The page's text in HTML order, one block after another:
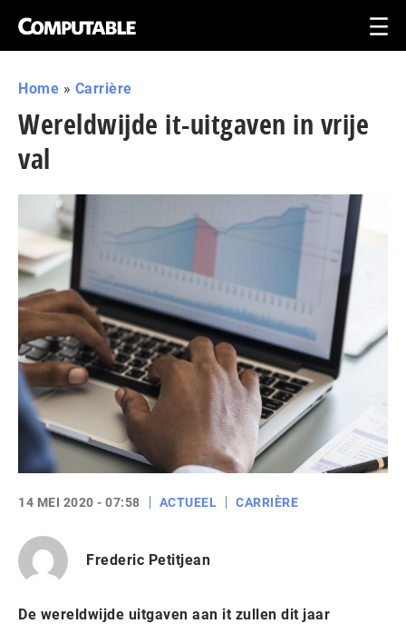
Home » Carrière
Wereldwijde it-uitgaven in vrije
val
14 MEI 2020 - 07:58 ACTUEEL CARRIÈRE
Frederic Petitjean
De wereldwijde uitgaven aan it zullen dit jaar